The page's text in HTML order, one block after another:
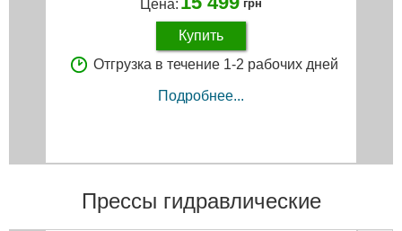
Цена: грн
Купить
Отгрузка в течение 1-2 рабочих дней
Подробнее...
Прессы гидравлические